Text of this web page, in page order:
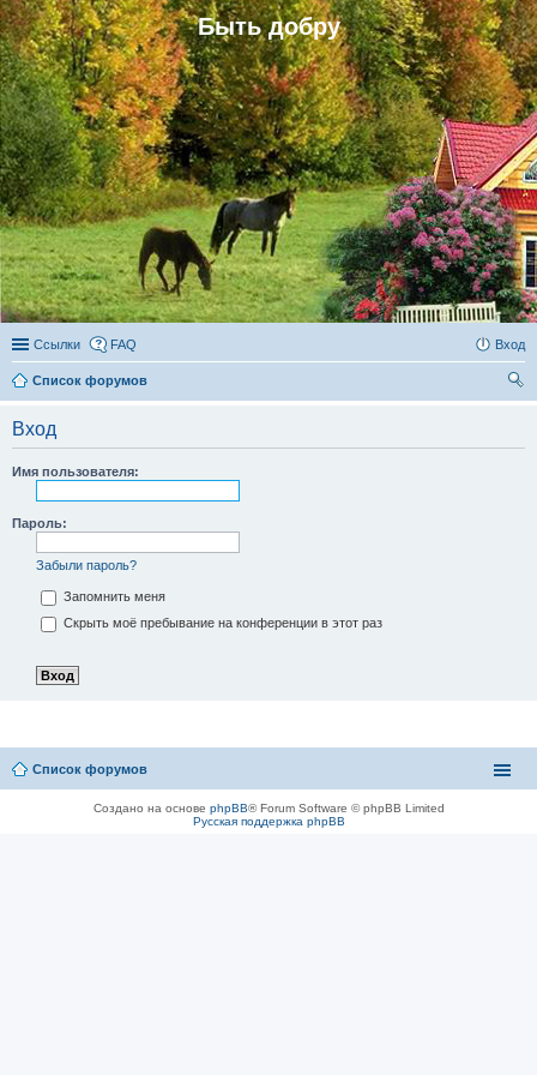
Быть добру
Ссылки FAQ Вход
Список форумов
Вход
Имя пользователя:
Пароль:
Забыли пароль?
Запомнить меня
Скрыть моё пребывание на конференции в этот раз
Список форумов
Создано на основе phpBB® Forum Software © phpBB Limited
Русская поддержка phpBB